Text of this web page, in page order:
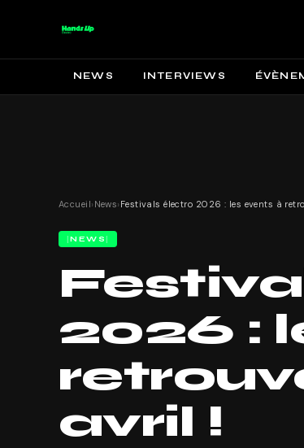
NEWS INTERVIEWS
Accueil› News›
NEWS
2026 :
avril !